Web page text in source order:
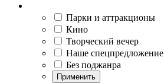
Парки и аттракционы
Кино
Творческий вечер
Наше спецпредложение
Без поджанра
Применить